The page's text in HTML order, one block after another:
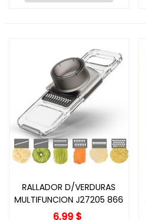
RALLADOR D/VERDURAS
MULTIFUNCION J27205 866
6,99 $